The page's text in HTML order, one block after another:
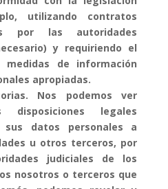
utilizando contratos
por las autoridades
y requiriendo el
de información
apropiadas.
Nos podemos ver
legales
sus datos personales a
u otros terceros, por
judiciales de los
nosotros o terceros que